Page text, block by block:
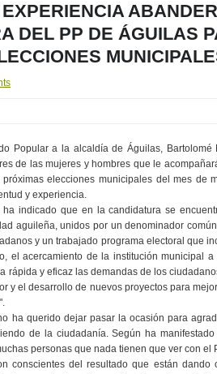
DEL PP DE ÁGUILAS
Popular a la alcaldía de Águilas, Bartolomé
de las mujeres y hombres que le
elecciones municipales del mes de
y experiencia.
ha indicado que en la candidatura se
aguileña, unidos por un denominador
y un trabajado programa electoral que
el acercamiento de la institución municipal
rápida y eficaz las demandas de los
y el desarrollo de nuevos proyectos para
ha querido dejar pasar la ocasión para
de la ciudadanía. Según ha
personas que nada tienen que ver con el
conscientes del resultado que están dando